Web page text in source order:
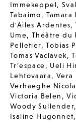
Immekeppel,
Tabaimo, Tamara
d'Ailes Ardentes,
Ume,Théâtre du
Pelletier,Tobias
Tomas Vaclavek,
Tr’espace, Ueli
Lehtovaara, Vera
Verhaeghe
Victoria Belen ,
Woody Sullender,
Isaline Hugonnet